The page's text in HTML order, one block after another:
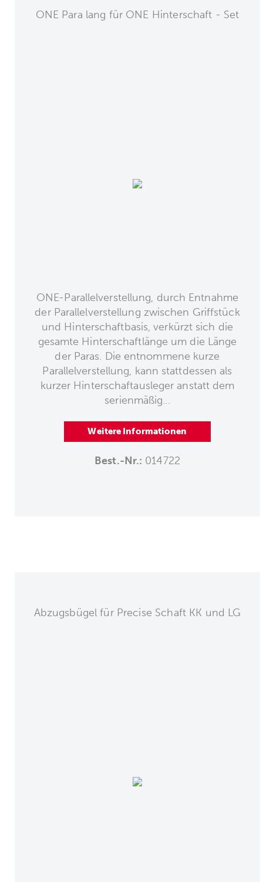
ONE Para lang für ONE Hinterschaft - Set
ONE-Parallelverstellung, durch Entnahme
der Parallelverstellung zwischen Griffstück
und Hinterschaftbasis, verkürzt sich die
gesamte Hinterschaftlänge um die Länge
der Paras. Die entnommene kurze
Parallelverstellung, kann stattdessen als
kurzer Hinterschaftausleger anstatt dem
serienmäßig...
Weitere Informationen
Best.-Nr.: 014722
Abzugsbügel für Precise Schaft KK und LG